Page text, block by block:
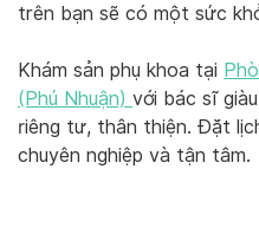
trên bạn sẽ có một sức
Khám sản phụ khoa tại
(Phú Nhuận) với bác sĩ
riêng tư, thân thiện. Đặt
chuyên nghiệp và tận tâm.